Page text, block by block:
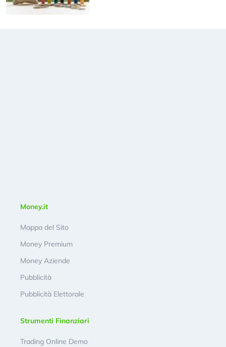
Money.it
Mappa del Sito
Money Premium
Money Aziende
Pubblicità
Pubblicità Elettorale
Strumenti Finanziari
Trading Online Demo